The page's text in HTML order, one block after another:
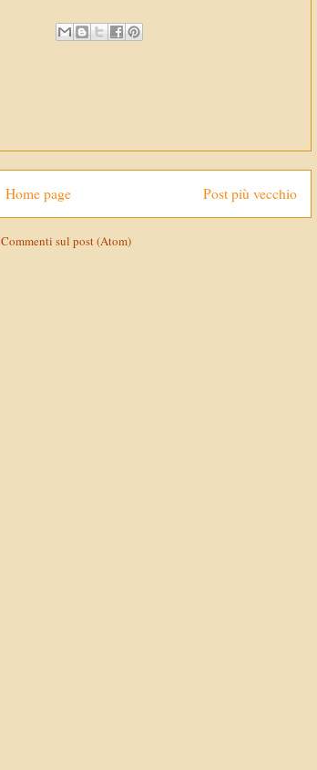
Post più vecchio
Home page
Commenti sul post (Atom)